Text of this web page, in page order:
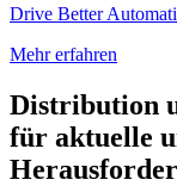
Drive Better
Mehr erfahren
Distribution
für aktuelle